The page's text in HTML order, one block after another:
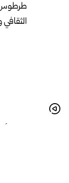
طرطوس